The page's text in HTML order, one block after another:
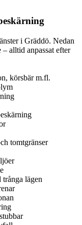
i Gräddö. Nedan
alltid anpassat efter
körsbär m.fl.
tomtgränser
lägen